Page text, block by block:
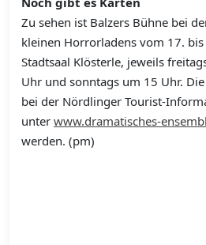
Zu sehen ist Balzers Bühne bei
kleinen Horrorladens vom 17.
Stadtsaal Klösterle, jeweils
Uhr und sonntags um 15 Uhr.
bei der Nördlinger Tourist-
unter www.dramatisches-
werden. (pm)